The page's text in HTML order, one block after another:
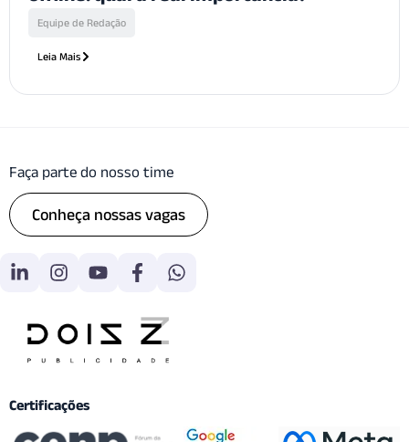
Equipe de Redação
Leia Mais
Faça parte do nosso time
Conheça nossas vagas
Certificações